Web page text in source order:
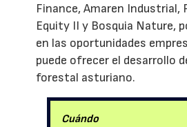
Finance, Amaren Industrial,
Equity II y Bosquia Nature,
en las oportunidades
puede ofrecer el desarrollo
forestal asturiano.
Cuándo